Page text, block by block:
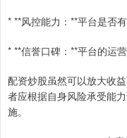
* **风控能力：**平台是否
* **信誉口碑：**平台的运
配资炒股虽然可以放大收
者应根据自身风险承受能
施。